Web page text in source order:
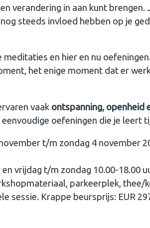
verandering in aan kunt brengen.
steeds invloed hebben op je
meditaties en hier en nu
het enige moment dat er
vaak ontspanning, openheid
oefeningen die je leert
t/m zondag 4 november
vrijdag t/m zondag 10.00-18.00
parkeerplek, thee/
sessie. Krappe beursprijs: EUR